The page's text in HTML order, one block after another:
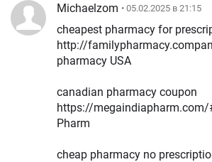
Michaelzom • 05.02.2025 в 21:15
cheapest pharmacy for
http://
pharmacy USA
canadian pharmacy coupon
https://megaindiapharm.com/
Pharm
cheap pharmacy no